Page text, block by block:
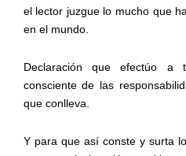
el lector juzgue lo mucho que
en el mundo.
Declaración que efectúo a
consciente de las
que conlleva.
Y para que así conste y surta